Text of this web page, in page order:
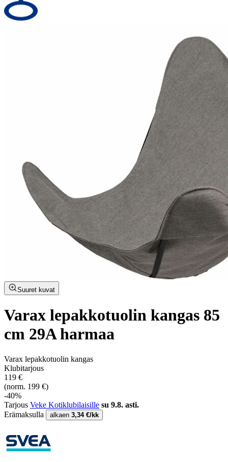
Suuret kuvat
Varax lepakkotuolin kangas 85
cm 29A harmaa
Varax lepakkotuolin kangas
Klubitarjous
119 €
(norm. 199 €)
-40%
Tarjous Veke Kotiklubilaisille su 9.8. asti.
Erämaksulla
alkaen 3,34 €/kk